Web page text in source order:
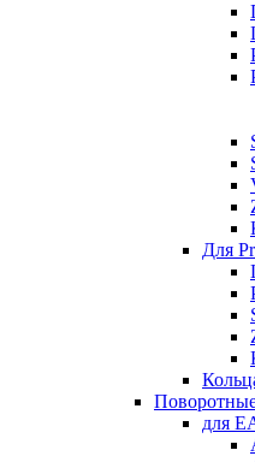
Для
для